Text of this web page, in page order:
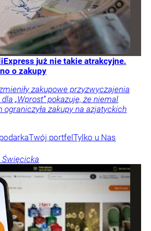
już nie takie atrakcyjne.
o zakupy
zakupowe przyzwyczajenia
„Wprost” pokazuje, że niemal
ograniczyła zakupy na azjatyckich
Twój portfelTylko u Nas
Święcicka